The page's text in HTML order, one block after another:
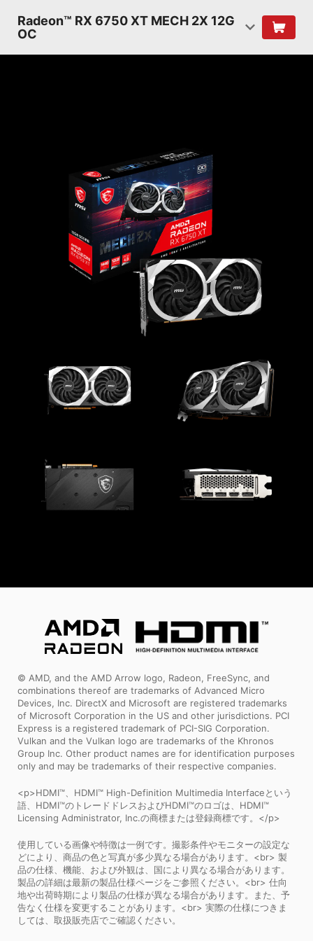
Radeon™ RX 6750 XT MECH 2X 12G
OC
© AMD, and the AMD Arrow logo, Radeon, FreeSync, and
combinations thereof are trademarks of Advanced Micro
Devices, Inc. DirectX and Microsoft are registered trademarks
of Microsoft Corporation in the US and other jurisdictions. PCI
Express is a registered trademark of PCI-SIG Corporation.
Vulkan and the Vulkan logo are trademarks of the Khronos
Group Inc. Other product names are for identification purposes
only and may be trademarks of their respective companies.
<p>HDMI™、HDMI™ High-Definition Multimedia Interfaceという
語、HDMI™のトレードドレスおよびHDMI™のロゴは、HDMI™
Licensing Administrator, Inc.の商標または登録商標です。</p>
使用している画像や特徴は一例です。撮影条件やモニターの設定な
どにより、商品の色と写真が多少異なる場合があります。<br> 製
品の仕様、機能、および外観は、国により異なる場合があります。
製品の詳細は最新の製品仕様ページをご参照ください。<br> 仕向
地や出荷時期により製品の仕様が異なる場合があります。また、予
告なく仕様を変更することがあります。<br> 実際の仕様につきま
しては、取扱販売店でご確認ください。